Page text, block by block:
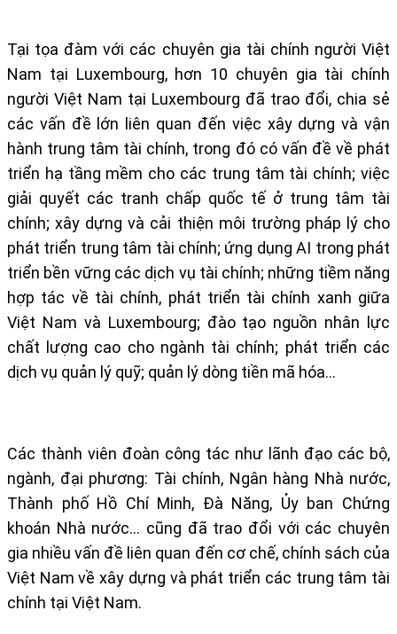
Tại tọa đàm với các chuyên gia tài chính người Việt
Nam tại Luxembourg, hơn 10 chuyên gia tài chính
người Việt Nam tại Luxembourg đã trao đổi, chia sẻ
các vấn đề lớn liên quan đến việc xây dựng và vận
hành trung tâm tài chính, trong đó có vấn đề về phát
triển hạ tầng mềm cho các trung tâm tài chính; việc
giải quyết các tranh chấp quốc tế ở trung tâm tài
chính; xây dựng và cải thiện môi trường pháp lý cho
phát triển trung tâm tài chính; ứng dụng AI trong phát
triển bền vững các dịch vụ tài chính; những tiềm năng
hợp tác về tài chính, phát triển tài chính xanh giữa
Việt Nam và Luxembourg; đào tạo nguồn nhân lực
chất lượng cao cho ngành tài chính; phát triển các
dịch vụ quản lý quỹ; quản lý dòng tiền mã hóa…
Các thành viên đoàn công tác như lãnh đạo các bộ,
ngành, đại phương: Tài chính, Ngân hàng Nhà nước,
Thành phố Hồ Chí Minh, Đà Năng, Ủy ban Chứng
khoán Nhà nước… cũng đã trao đổi với các chuyên
gia nhiều vấn đề liên quan đến cơ chế, chính sách của
Việt Nam về xây dựng và phát triển các trung tâm tài
chính tại Việt Nam.